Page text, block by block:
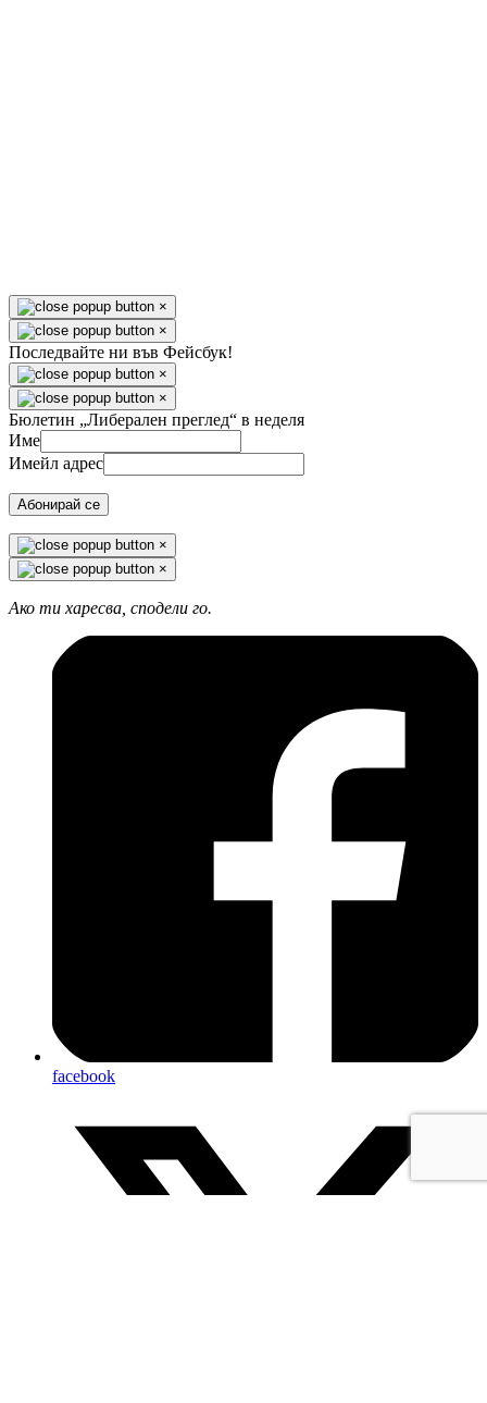
×
×
Последвайте ни във Фейсбук!
×
×
Бюлетин „Либерален преглед“ в неделя
Име
Имейл адрес
Абонирай се
×
×
Ако ти харесва, сподели го.
facebook